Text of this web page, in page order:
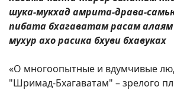
шука-мукхад амрита-драва-
пибата бхагаватам расам алаям
мухур ахо расика бхуви бхавуках
«О многоопытные и вдумчивые
"Шримад-Бхагаватам" – зрелого